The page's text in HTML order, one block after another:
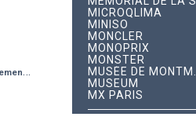
de Produit
MICROQLIMA
MINISO
MONCLER
MONOPRIX
MONSTER
MUSEUM
MX PARIS